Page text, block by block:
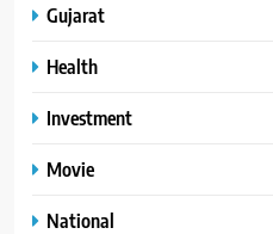
Gujarat
Health
Investment
Movie
National